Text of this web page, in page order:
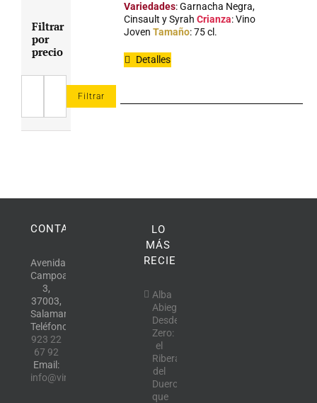
Variedades: Garnacha Negra,
Cinsault y Syrah Crianza: Vino
Joven Tamaño: 75 cl.
Detalles
Filtrar
por
precio
mínimo
máximo
Filtrar
CONTACTO
Avenida
Campoamor,
3,
37003,
Salamanca.
Teléfono:
923 22
67 92
Email:
info@vinotecalavendimia.es
LO
MÁS
RECIENTE
Alba
Abiega
Desde
Zero:
el
Ribera
del
Duero
que